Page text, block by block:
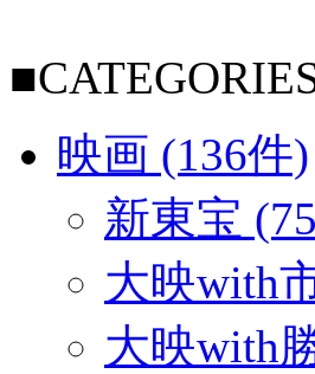
映画 (136件)
新東宝
大映with
大映with